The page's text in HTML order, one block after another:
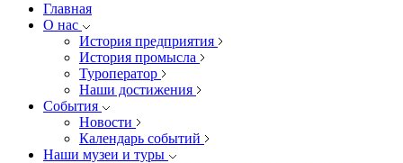
Главная
О нас
История предприятия
История промысла
Туроператор
Наши достижения
События
Новости
Календарь событий
Наши музеи и туры